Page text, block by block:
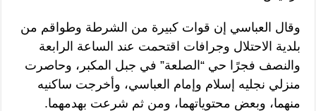
وقال العباسي إن قوات كبيرة من الشرطة وطواقم من
بلدية الاحتلال وجرافات اقتحمت عند الساعة الرابعة
والنصف فجرًا حي “الصلعة” في جبل المكبر، وحاصرت
منزلي نجليه إسلام وإمام العباسي، وأخرجت ساكنيه
منهما، وبعض محتوياتهما، ومن ثم شرعت بهدمهما.